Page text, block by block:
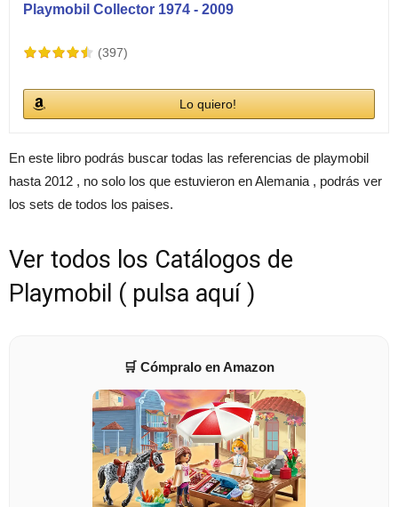
Playmobil Collector 1974 - 2009
(397)
Lo quiero!
En este libro podrás buscar todas las referencias de playmobil
hasta 2012 , no solo los que estuvieron en Alemania , podrás ver
los sets de todos los paises.
Ver todos los Catálogos de
Playmobil ( pulsa aquí )
🛒 Cómpralo en Amazon